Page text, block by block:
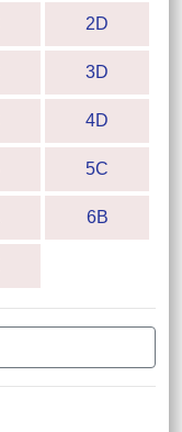
2D
3D
4D
5C
6B